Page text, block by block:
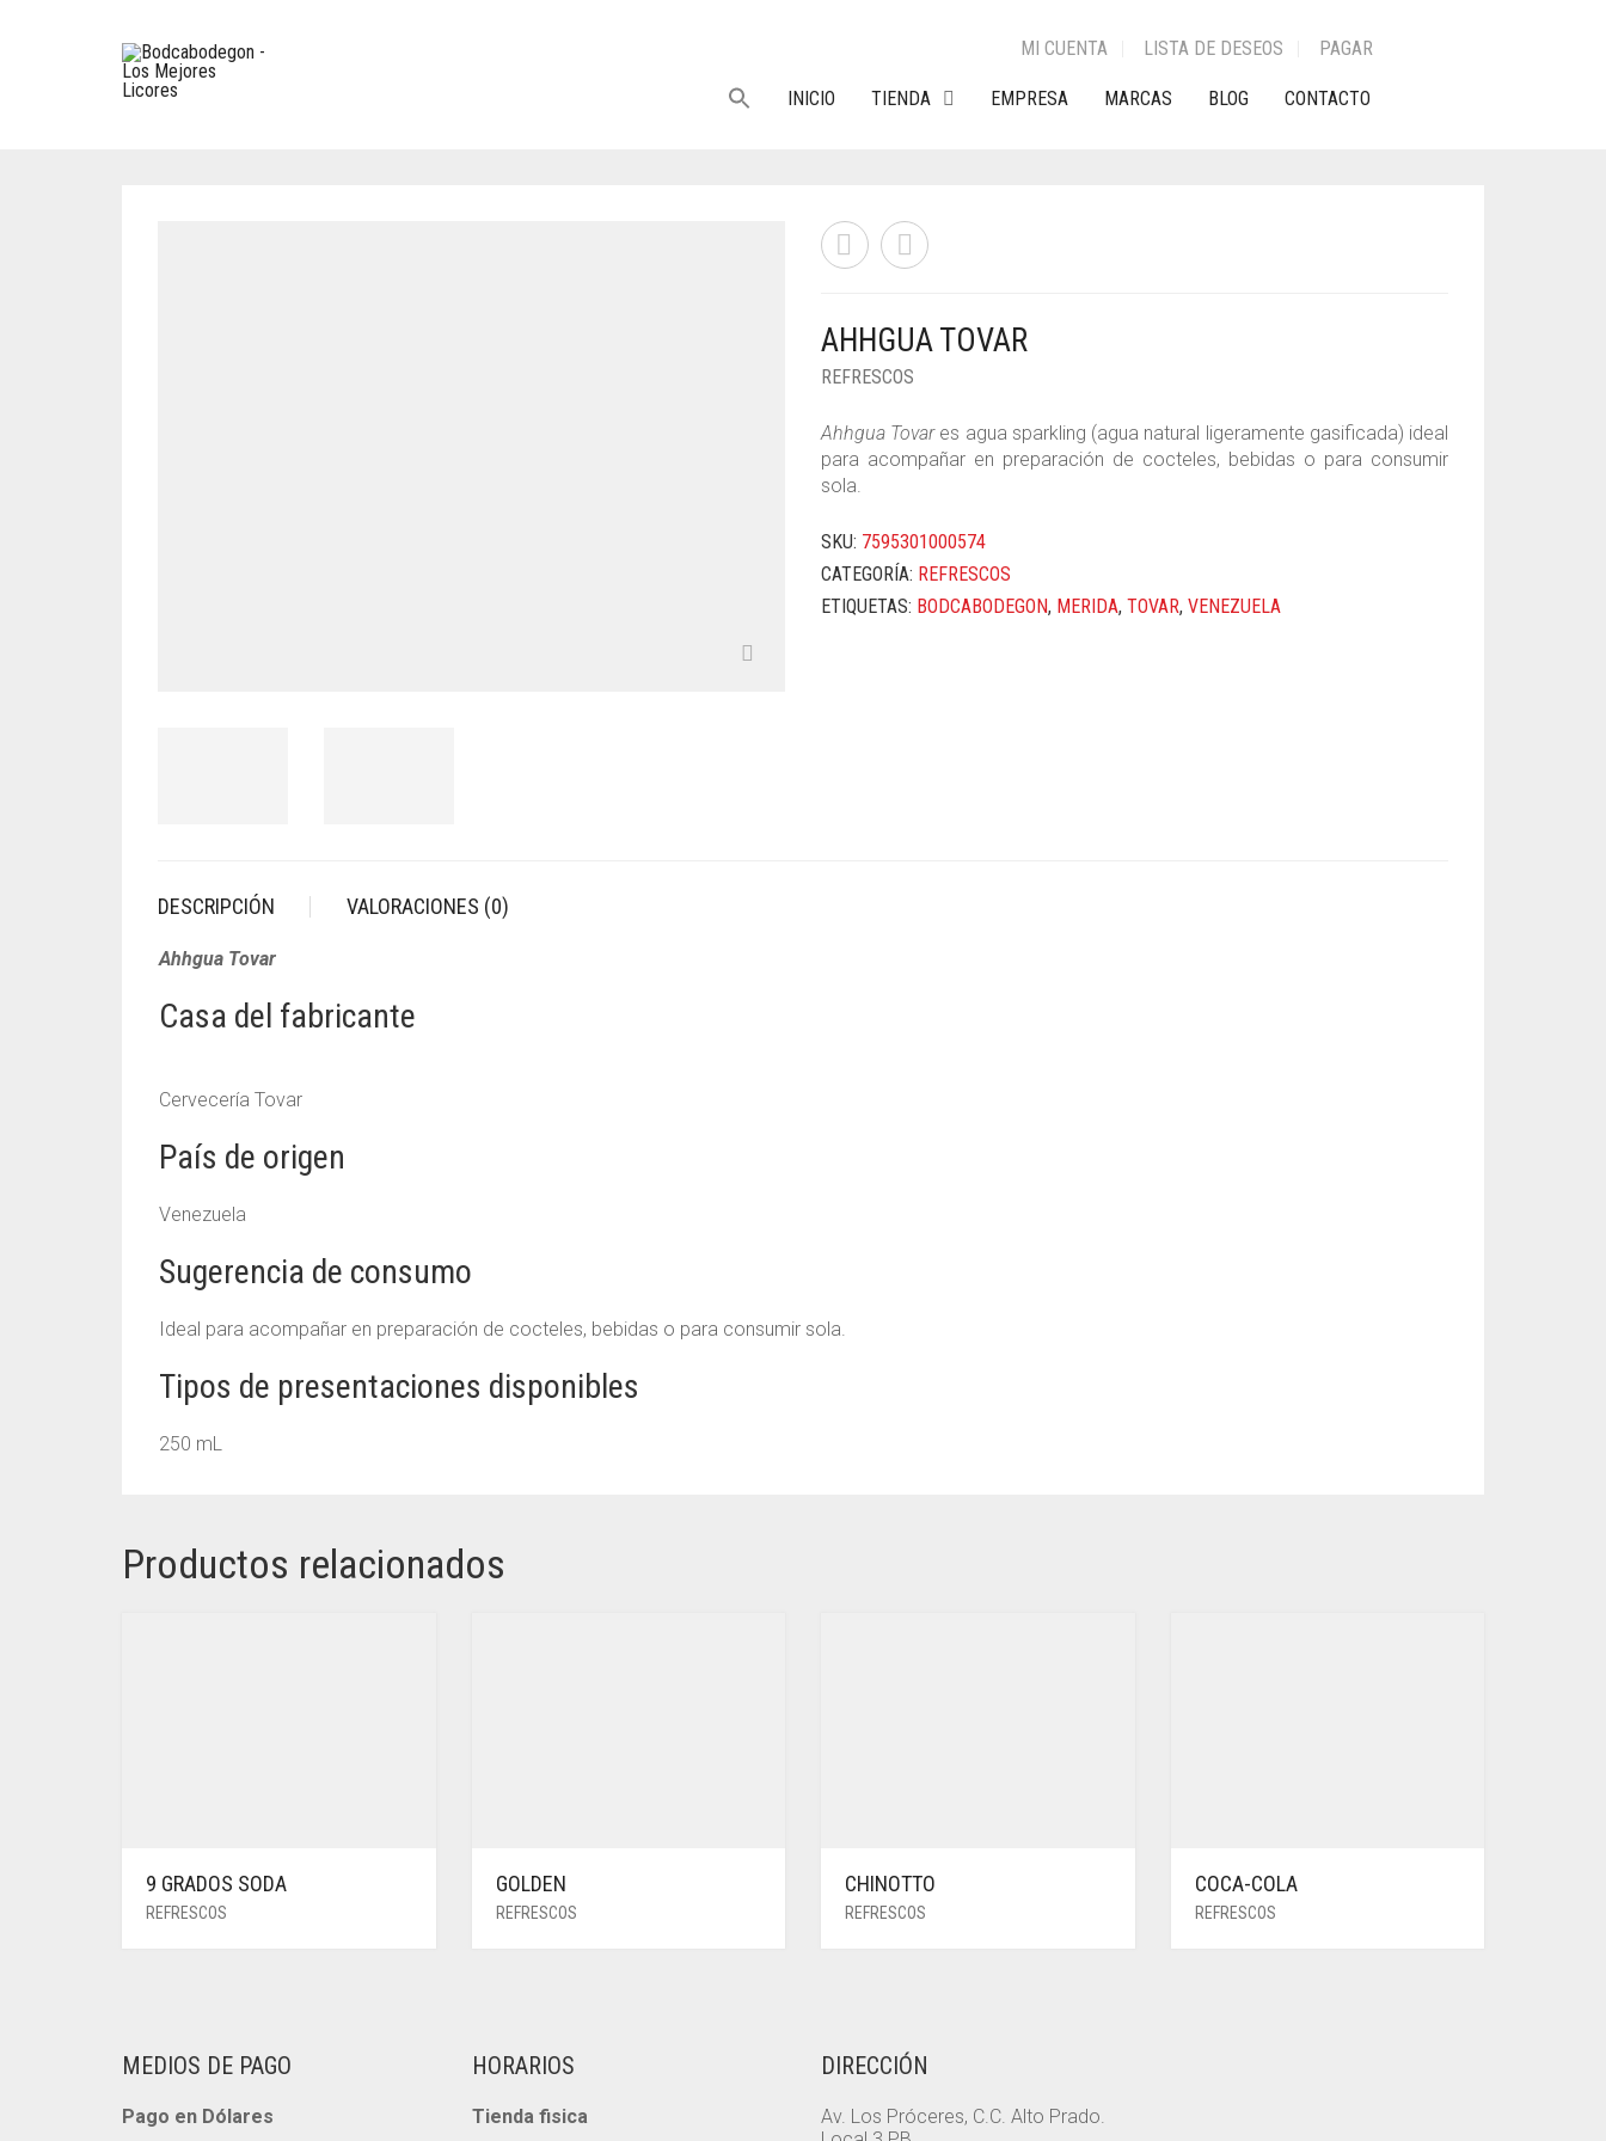
MI CUENTA LISTA DE DESEOS PAGAR
INICIO TIENDA EMPRESA MARCAS BLOG CONTACTO
AHHGUA TOVAR
REFRESCOS
Ahhgua Tovar es agua sparkling (agua natural ligeramente gasificada) ideal
para acompañar en preparación de cocteles, bebidas o para consumir
sola.
SKU: 7595301000574
CATEGORÍA: REFRESCOS
ETIQUETAS: BODCABODEGON, MERIDA, TOVAR, VENEZUELA
DESCRIPCIÓN VALORACIONES (0)
Ahhgua Tovar
Casa del fabricante
Cervecería Tovar
País de origen
Venezuela
Sugerencia de consumo
Ideal para acompañar en preparación de cocteles, bebidas o para consumir sola.
Tipos de presentaciones disponibles
250 mL
Productos relacionados
9 GRADOS SODA
REFRESCOS
GOLDEN
REFRESCOS
CHINOTTO
REFRESCOS
COCA-COLA
REFRESCOS
MEDIOS DE PAGO
Pago en Dólares
HORARIOS
Tienda fisica
DIRECCIÓN
Av. Los Próceres, C.C. Alto Prado.